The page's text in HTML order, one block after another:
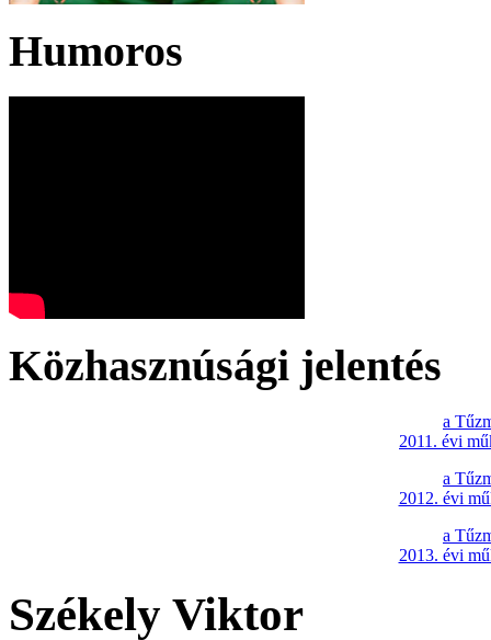
Humoros
Közhasznúsági jelentés
a
2011. évi
a
2012. évi
a
2013. évi
Székely Viktor